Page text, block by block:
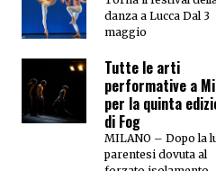
Livorno n° 594/95 -
dell'A.E.D. P.IVA
Trattamento
danza a Lucca Dal 3
maggio
Tutte le arti
performative a
per la quinta
di Fog
MILANO – Dopo la
parentesi dovuta al